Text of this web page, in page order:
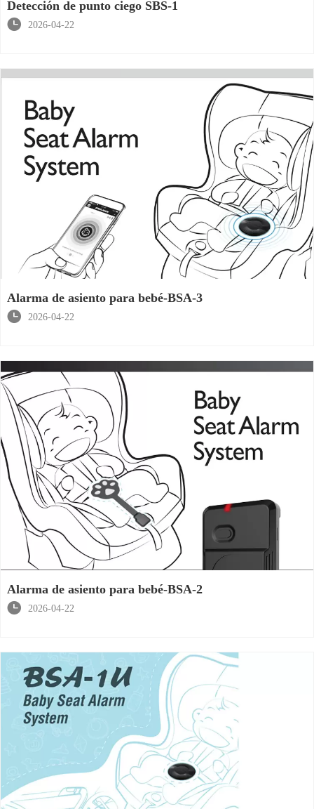
Detección de punto ciego SBS-1

2026-04-22
Alarma de asiento para bebé-BSA-3

2026-04-22
Alarma de asiento para bebé-BSA-2

2026-04-22